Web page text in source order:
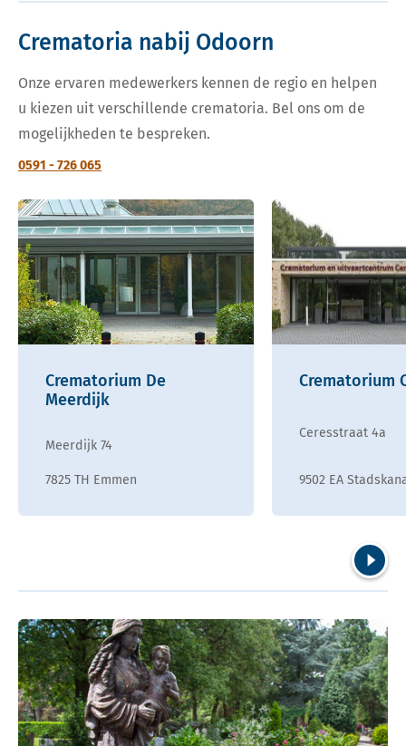
Crematoria nabij Odoorn
Onze ervaren medewerkers kennen de regio en helpen
u kiezen uit verschillende crematoria. Bel ons om de
mogelijkheden te bespreken.
0591 - 726 065
Crematorium De
Meerdijk
Meerdijk 74
7825 TH Emmen
Crematorium
Ceresstraat 4a
9502 EA